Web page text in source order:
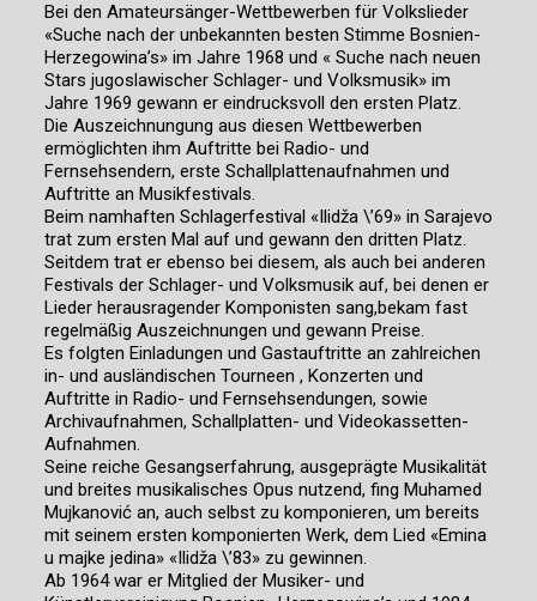
Bei den Amateursänger-Wettbewerben für Volkslieder
«Suche nach der unbekannten besten Stimme Bosnien-
Herzegowina’s» im Jahre 1968 und « Suche nach neuen
Stars jugoslawischer Schlager- und Volksmusik» im
Jahre 1969 gewann er eindrucksvoll den ersten Platz.
Die Auszeichnungung aus diesen Wettbewerben
ermöglichten ihm Auftritte bei Radio- und
Fernsehsendern, erste Schallplattenaufnahmen und
Auftritte an Musikfestivals.
Beim namhaften Schlagerfestival «Ilidža \’69» in Sarajevo
trat zum ersten Mal auf und gewann den dritten Platz.
Seitdem trat er ebenso bei diesem, als auch bei anderen
Festivals der Schlager- und Volksmusik auf, bei denen er
Lieder herausragender Komponisten sang,bekam fast
regelmäßig Auszeichnungen und gewann Preise.
Es folgten Einladungen und Gastauftritte an zahlreichen
in- und ausländischen Tourneen , Konzerten und
Auftritte in Radio- und Fernsehsendungen, sowie
Archivaufnahmen, Schallplatten- und Videokassetten-
Aufnahmen.
Seine reiche Gesangserfahrung, ausgeprägte Musikalität
und breites musikalisches Opus nutzend, fing Muhamed
Mujkanović an, auch selbst zu komponieren, um bereits
mit seinem ersten komponierten Werk, dem Lied «Emina
u majke jedina» «Ilidža \’83» zu gewinnen.
Ab 1964 war er Mitglied der Musiker- und